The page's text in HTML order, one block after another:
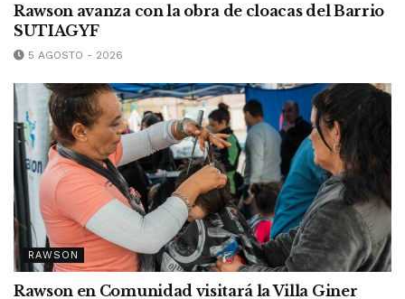
Rawson avanza con la obra de cloacas del Barrio
SUTIAGYF
5 AGOSTO - 2026
RAWSON
Rawson en Comunidad visitará la Villa Giner